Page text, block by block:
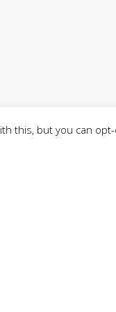
this, but you can